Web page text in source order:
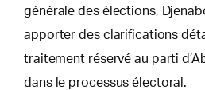
générale des élections,
apporter des clarifications
traitement réservé au parti
dans le processus électoral.